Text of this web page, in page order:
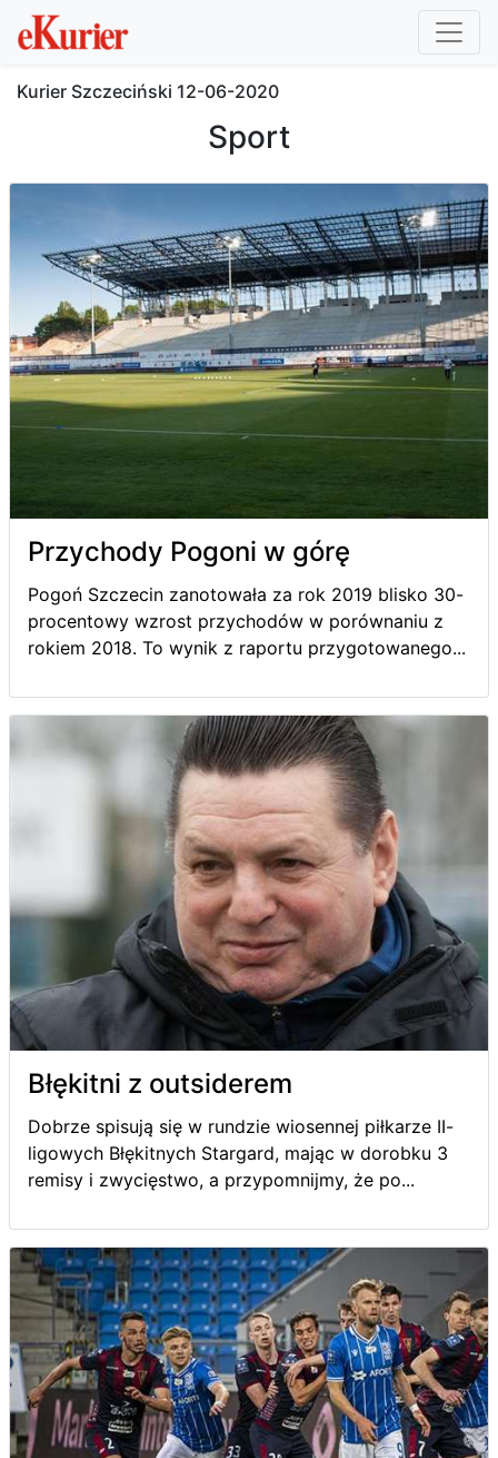
Kurier Szczeciński 12-06-2020
Sport
Przychody Pogoni w górę
Pogoń Szczecin zanotowała za rok 2019 blisko 30-
procentowy wzrost przychodów w porównaniu z
rokiem 2018. To wynik z raportu przygotowanego...
Błękitni z outsiderem
Dobrze spisują się w rundzie wiosennej piłkarze II-
ligowych Błękitnych Stargard, mając w dorobku 3
remisy i zwycięstwo, a przypomnijmy, że po...